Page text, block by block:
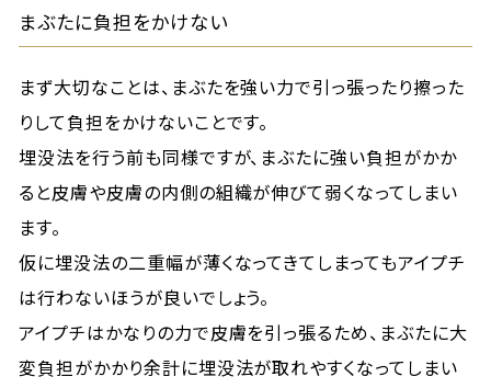
まぶたに負担をかけない
まず大切なことは、まぶたを強い力で引っ張ったり擦った
りして負担をかけないことです。
埋没法を行う前も同様ですが、まぶたに強い負担がかか
ると皮膚や皮膚の内側の組織が伸びて弱くなってしまい
ます。
仮に埋没法の二重幅が薄くなってきてしまってもアイプチ
は行わないほうが良いでしょう。
アイプチはかなりの力で皮膚を引っ張るため、まぶたに大
変負担がかかり余計に埋没法が取れやすくなってしまい